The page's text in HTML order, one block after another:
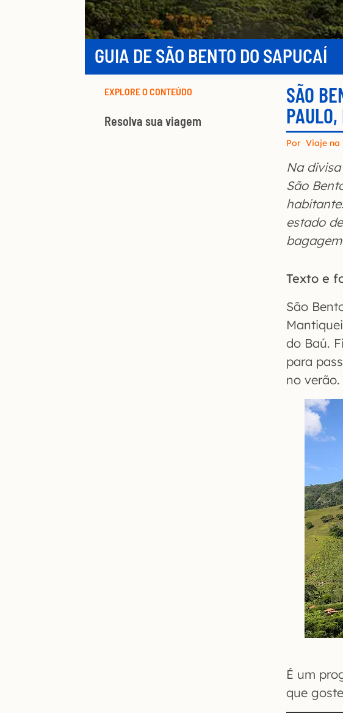
GUIA DE SÃO BENTO DO SAPUCAÍ
EXPLORE O CONTEÚDO
Resolva sua viagem
SÃO
Por Viaje na
Na
São
estado
Texto e
São
do Baú.
para
no verão.
É um
que